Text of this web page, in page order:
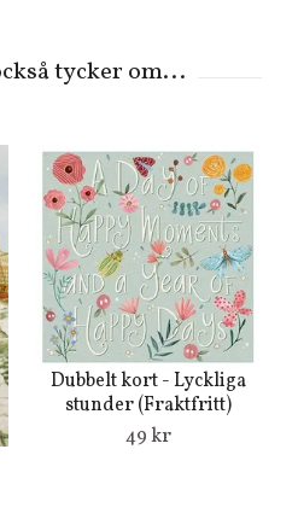
Dubbelt kort - Lyckliga
stunder (Fraktfritt)
49 kr